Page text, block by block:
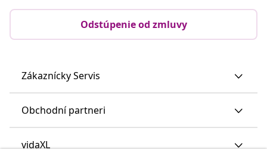
Odstúpenie od zmluvy
Zákaznícky Servis
Obchodní partneri
vidaXL